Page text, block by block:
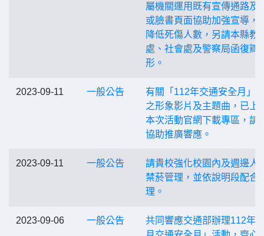
屬機關運用既有宣傳通路及
或臉書頁面協助加強宣導，
降低死傷人數，另請本縣教
處、社會處及警察局函復辧
形。
2023-09-11 一般公告
有關「112年交通安全月」
之形象影片及主題曲，已上
本次活動官網下載專區，請
協助推廣響應。
2023-09-11 一般公告
請貴校強化校園內及週邊人
禁菸管理，並依說明段配合
理。
2023-09-06 一般公告
共同響應交通部辦理112年